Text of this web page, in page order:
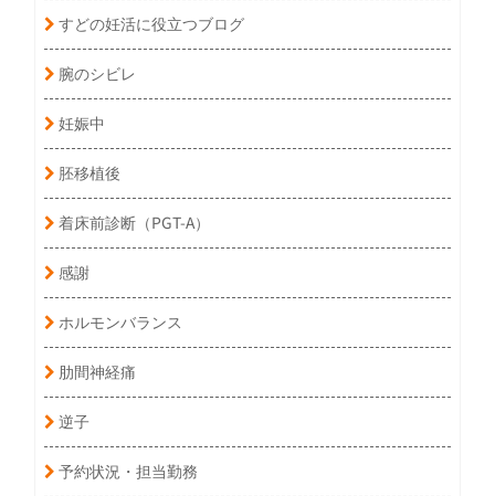
すどの妊活に役立つブログ
腕のシビレ
妊娠中
胚移植後
着床前診断（PGT-A）
感謝
ホルモンバランス
肋間神経痛
逆子
予約状況・担当勤務